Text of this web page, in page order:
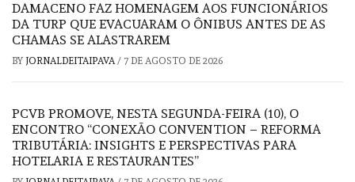
DAMACENO FAZ HOMENAGEM AOS FUNCIONÁRIOS
DA TURP QUE EVACUARAM O ÔNIBUS ANTES DE AS
CHAMAS SE ALASTRAREM
BY JORNALDEITAIPAVA/ 7 DE AGOSTO DE 2026
PCVB PROMOVE, NESTA SEGUNDA-FEIRA (10), O
ENCONTRO “CONEXÃO CONVENTION – REFORMA
TRIBUTÁRIA: INSIGHTS E PERSPECTIVAS PARA
HOTELARIA E RESTAURANTES”